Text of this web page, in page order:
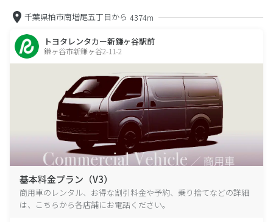
千葉県柏市南増尾五丁目から 4374m
トヨタレンタカー新鎌ヶ谷駅前
鎌ヶ谷市新鎌ヶ谷2-11-2
基本料金プラン（V3）
商用車のレンタル、お得な割引料金や予約、乗り捨てなどの詳細
は、こちらから各店舗にお電話ください。